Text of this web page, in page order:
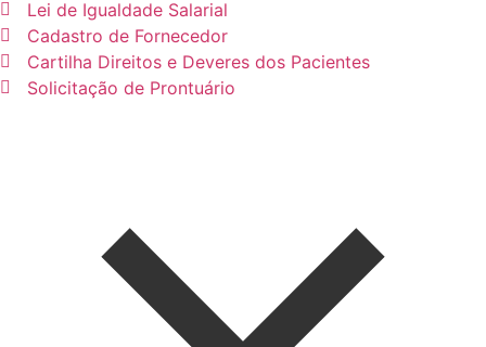
Lei de Igualdade Salarial
Cadastro de Fornecedor
Cartilha Direitos e Deveres dos Pacientes
Solicitação de Prontuário